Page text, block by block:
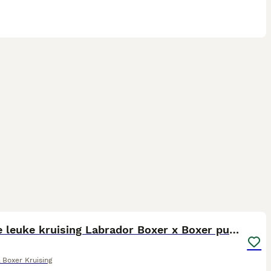
Unieke leuke kruising Labrador Boxer x Boxer pups.
Boxer Kruising